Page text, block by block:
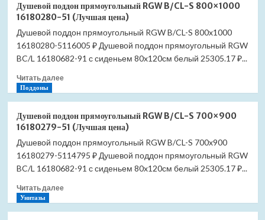
цена)
поддон
прямоугольный
RGW
B/CL-
S
16180282-
(Лучшая
Душевой поддон прямоугольный RGW B/CL-S 800×1000
16180280-51 (Лучшая цена)
Душевой поддон прямоугольный RGW B/CL-S 800x1000
16180280-5116005 ₽ Душевой поддон прямоугольный RGW
BC/L 16180682-91 с сиденьем 80x120см белый 25305.17 ₽...
Читать далееПрочитать
поддон
прямоугольный
RGW
B/CL-
S
16180280-
(Лучшая
Поддоны
Душевой поддон прямоугольный RGW B/CL-S 700×900
16180279-51 (Лучшая цена)
Душевой поддон прямоугольный RGW B/CL-S 700x900
16180279-5114795 ₽ Душевой поддон прямоугольный RGW
BC/L 16180682-91 с сиденьем 80x120см белый 25305.17 ₽...
Читать далееПрочитать
Унитазы